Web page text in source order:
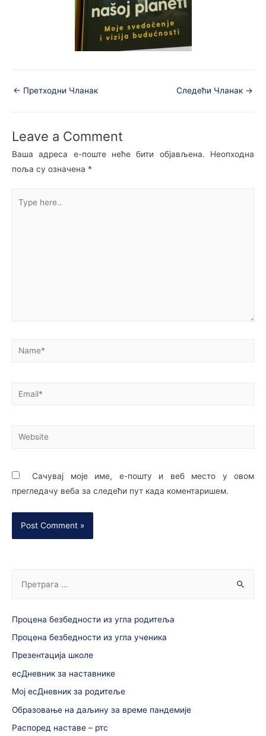
← Претходни Чланак Следећи Чланак →
Leave a Comment
Ваша адреса е-поште неће бити објављена. Неопходна
поља су означена *
Сачувај моје име, е-пошту и веб место у овом
прегледачу веба за следећи пут када коментаришем.
Процена безбедности из угла родитеља
Процена безбедности из угла ученика
Презентација школе
есДневник за наставнике
Мој есДневник за родитеље
Образовање на даљину за време пандемије
Распоред наставе – ртс